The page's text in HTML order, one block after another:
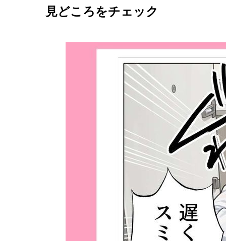
見どころをチェック